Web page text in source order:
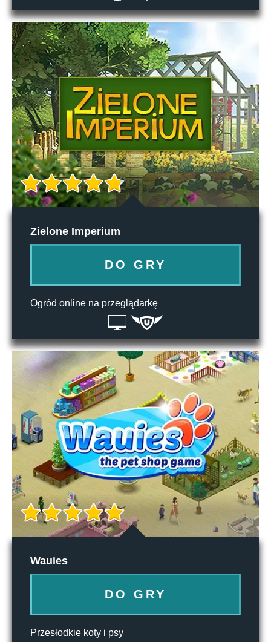
Zielone Imperium
DO GRY
Ogród online na przeglądarkę
Wauies
DO GRY
Przesłodkie koty i psy